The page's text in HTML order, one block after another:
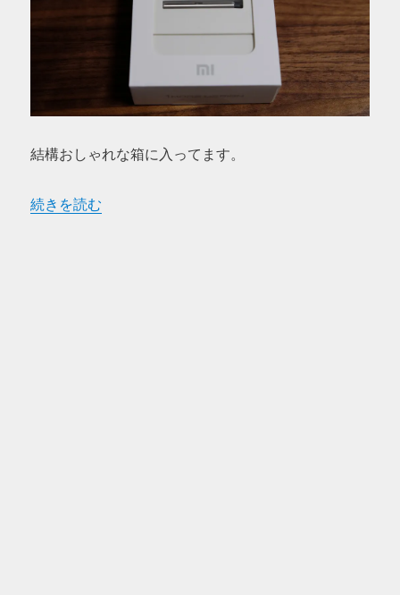
結構おしゃれな箱に入ってます。
“Xiaomi の ハイブリッドイヤホンが届いたのでまずは
続きを読む